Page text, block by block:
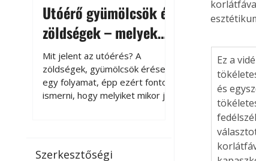
Utóérő gyümölcsök és
zöldségek – melyek
érnek tovább leszedés
után?
Mit jelent az utóérés? A
zöldségek, gyümölcsök érése
egy folyamat, épp ezért fontos
ismerni, hogy melyiket mikor jó
paradicsomot sokszor
Szerkesztőségi
Ez a
és